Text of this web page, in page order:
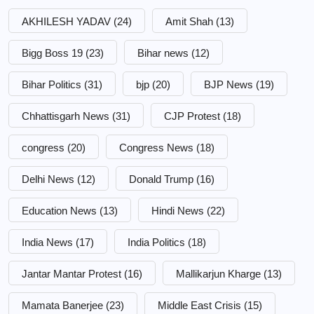
AKHILESH YADAV (24) Amit Shah (13)
Bigg Boss 19 (23) Bihar news (12)
Bihar Politics (31) bjp (20) BJP News (19)
Chhattisgarh News (31) CJP Protest (18)
congress (20) Congress News (18)
Delhi News (12) Donald Trump (16)
Education News (13) Hindi News (22)
India News (17) India Politics (18)
Jantar Mantar Protest (16) Mallikarjun Kharge (13)
Mamata Banerjee (23) Middle East Crisis (15)